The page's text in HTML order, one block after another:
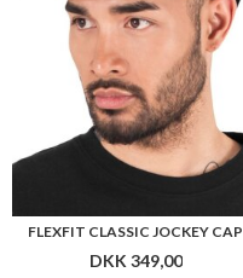
FLEXFIT CLASSIC JOCKEY CAP
DKK 349,00